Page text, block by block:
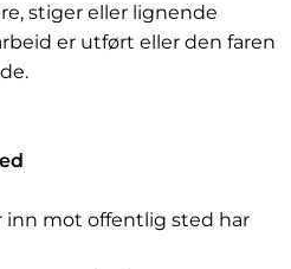
stiger eller lignende
er utført eller den faren
inn mot offentlig sted har